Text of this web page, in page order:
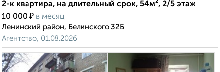
2-к квартира, на длительный срок, 54м², 2/5 этаж
10 000 ₽ в месяц
Ленинский район, Белинского 32Б
Агентство, 01.08.2026